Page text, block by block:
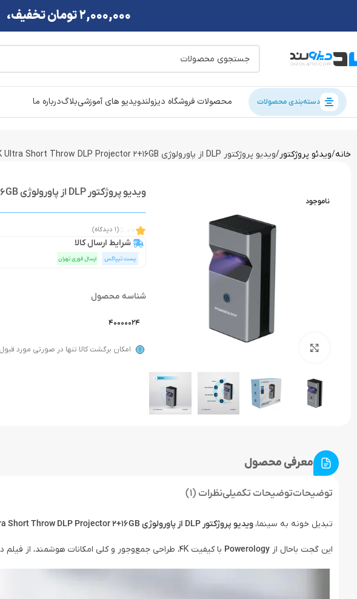
دسته‌بندی محصولات محصولات فروشگاه دیزولندویدیو های آموزشیبلاگدرباره ما
خانه ویدئو پروژکتور ویدیو پروژکتور DLP از پاورولوژی Powerology 4K Ultra Short Throw DLP Projector 2+16GB
ناموجود
ویدیو پروژکتور DLP از پاورولوژی Powerology 4K Ultra Short Throw DLP Projector 2+16GB
(1 دیدگاه)
شرایط ارسال کالا
پست تیپاکس ارسال فوری تهران
شناسه محصول
40000024
امکان برگشت کالا تنها در صورتی مورد
معرفی محصول
توضیحاتتوضیحات تکمیلینظرات (1)
تبدیل خونه به سینما،ویدیو پروژکتور DLP از پاورولوژی Powerology 4K Ultra Short Throw DLP Projector 2+16GB
این گجت باحال از Powerology با کیفیت 4K، طراحی جمع‌وجور و کلی امکانات هوشمند، از فیلم دیدن تا گیمینگ و ارائه‌های کاری رو برات یه تجربه باحال می‌کنه.
2,000,000 تومان تخفیف،